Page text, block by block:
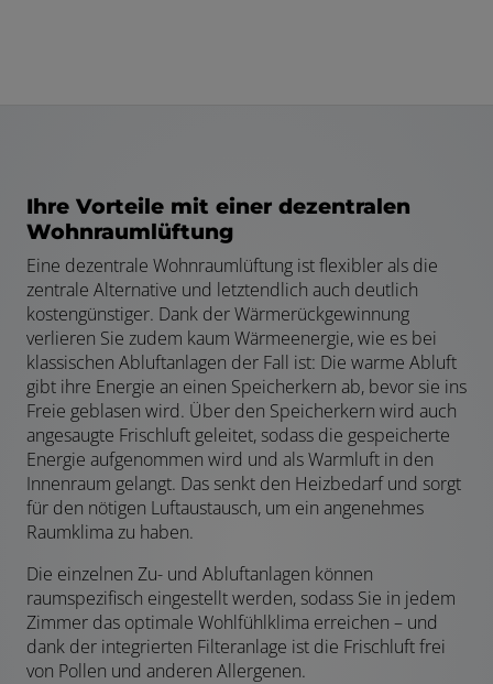
Ihre Vorteile mit einer dezentralen
Wohnraumlüftung
Eine dezentrale Wohnraumlüftung ist flexibler als die
zentrale Alternative und letztendlich auch deutlich
kostengünstiger. Dank der Wärmerückgewinnung
verlieren Sie zudem kaum Wärmeenergie, wie es bei
klassischen Abluftanlagen der Fall ist: Die warme Abluft
gibt ihre Energie an einen Speicherkern ab, bevor sie ins
Freie geblasen wird. Über den Speicherkern wird auch
angesaugte Frischluft geleitet, sodass die gespeicherte
Energie aufgenommen wird und als Warmluft in den
Innenraum gelangt. Das senkt den Heizbedarf und sorgt
für den nötigen Luftaustausch, um ein angenehmes
Raumklima zu haben.
Die einzelnen Zu- und Abluftanlagen können
raumspezifisch eingestellt werden, sodass Sie in jedem
Zimmer das optimale Wohlfühlklima erreichen – und
dank der integrierten Filteranlage ist die Frischluft frei
von Pollen und anderen Allergenen.